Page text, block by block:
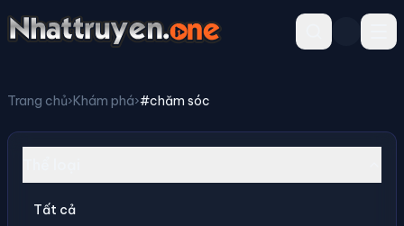
Trang chủ›Khám phá›#chăm sóc
Tất cả